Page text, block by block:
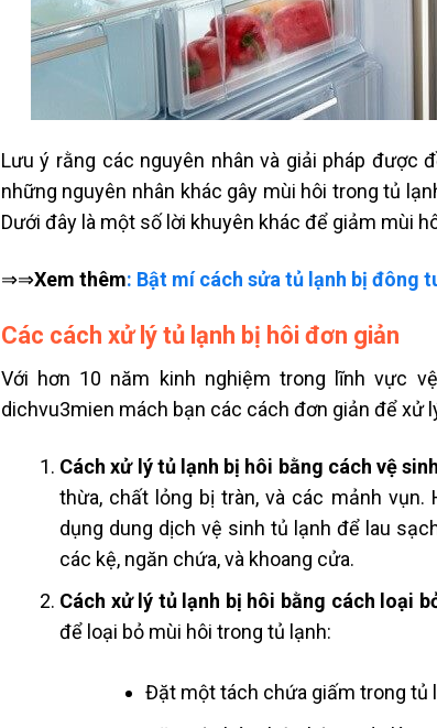
Lưu ý rằng các nguyên nhân và giải pháp được
những nguyên nhân khác gây mùi hôi trong tủ
Dưới đây là một số lời khuyên khác để giảm mùi
⇒⇒Xem thêm: Bật mí cách sửa tủ lạnh bị đông
Các cách xử lý tủ lạnh bị hôi đơn giản
Với hơn 10 năm kinh nghiệm trong lĩnh vực
dichvu3mien mách bạn các cách đơn giản để xử
Cách xử lý tủ lạnh bị hôi bằng cách vệ
thừa, chất lỏng bị tràn, và các mảnh
dụng dung dịch vệ sinh tủ lạnh để lau
các kệ, ngăn chứa, và khoang cửa.
Cách xử lý tủ lạnh bị hôi bằng cách loại
để loại bỏ mùi hôi trong tủ lạnh:
Đặt một tách chứa giấm trong tủ